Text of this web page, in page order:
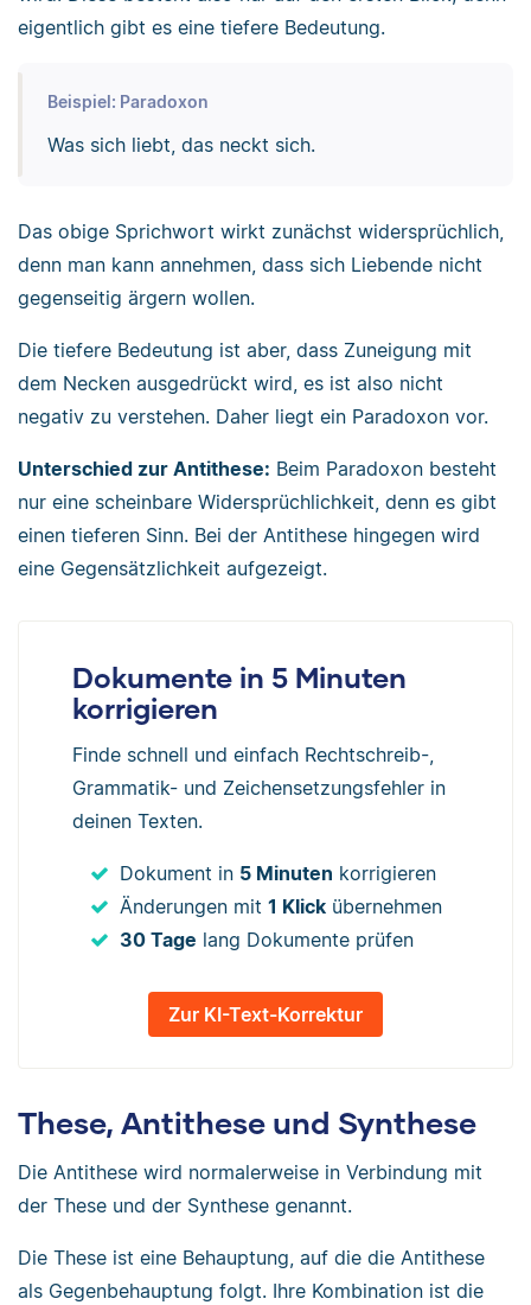
eigentlich gibt es eine tiefere Bedeutung.
Beispiel: Paradoxon
Was sich liebt, das neckt sich.
Das obige Sprichwort wirkt zunächst widersprüchlich,
denn man kann annehmen, dass sich Liebende nicht
gegenseitig ärgern wollen.
Die tiefere Bedeutung ist aber, dass Zuneigung mit
dem Necken ausgedrückt wird, es ist also nicht
negativ zu verstehen. Daher liegt ein Paradoxon vor.
Unterschied zur Antithese: Beim Paradoxon besteht
nur eine scheinbare Widersprüchlichkeit, denn es gibt
einen tieferen Sinn. Bei der Antithese hingegen wird
eine Gegensätzlichkeit aufgezeigt.
Dokumente in 5 Minuten
korrigieren
Finde schnell und einfach Rechtschreib-,
Grammatik- und Zeichensetzungsfehler in
deinen Texten.
Dokument in 5 Minuten korrigieren
Änderungen mit 1 Klick übernehmen
30 Tage lang Dokumente prüfen
Zur KI-Text-Korrektur
These, Antithese und Synthese
Die Antithese wird normalerweise in Verbindung mit
der These und der Synthese genannt.
Die These ist eine Behauptung, auf die die Antithese
als Gegenbehauptung folgt. Ihre Kombination ist die